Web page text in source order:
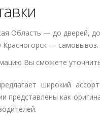
Область — до дверей,
— самовывоз.
Вы сможете
широкий
представлены как